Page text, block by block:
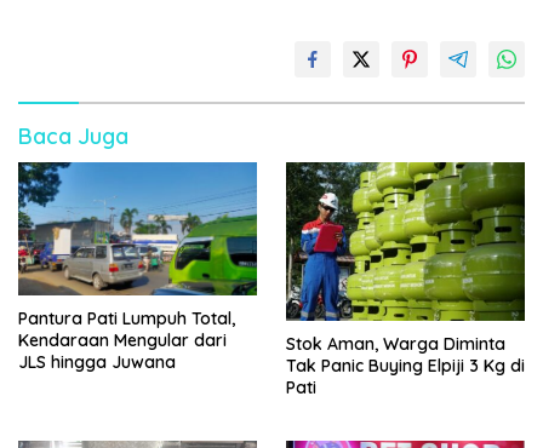
Baca Juga
Pantura Pati Lumpuh Total,
Kendaraan Mengular dari
JLS hingga Juwana
Stok Aman, Warga Diminta
Tak Panic Buying Elpiji 3 Kg di
Pati